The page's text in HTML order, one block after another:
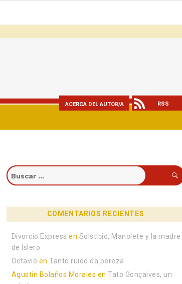
ACERCA DEL AUTOR/A RSS
Buscar
por:
COMENTARIOS RECIENTES
Divorcio Express en Solsticio, Manolete y la madre
de Islero
Octavio enTanto ruido da pereza
Agustin Bolaños Morales enTato Gonçalves, un